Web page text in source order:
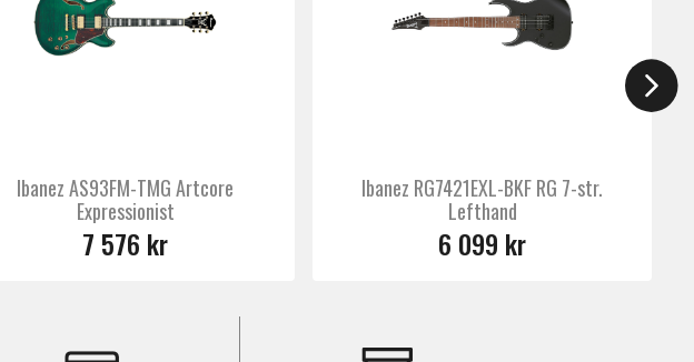
Ibanez AS93FM-TMG Artcore
Expressionist
7 576 kr
Ibanez RG7421EXL-BKF RG 7-str.
Lefthand
6 099 kr